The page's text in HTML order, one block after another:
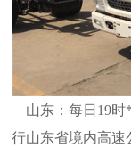
山东：每日19时
行山东省境内高速